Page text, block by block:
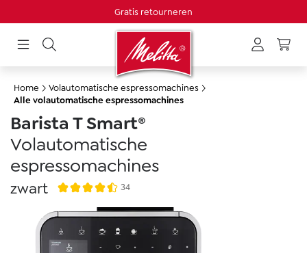
Gratis retourneren
Minimale bestelwaarde 20€
Home
Volautomatische espressomachines
Alle volautomatische espressomachines
Barista T Smart®
Volautomatische
espressomachines
zwart 34
Afbeeldingengalerij overslaan